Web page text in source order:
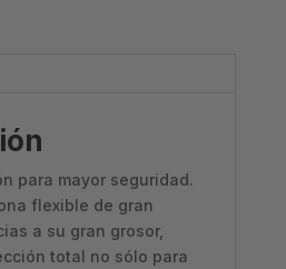
para mayor seguridad.
flexible de gran
a su gran grosor,
total no sólo para